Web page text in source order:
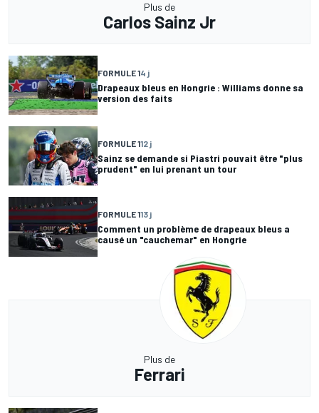
Plus de
Carlos Sainz Jr
FORMULE 14 j
Drapeaux bleus en Hongrie : Williams donne sa
version des faits
FORMULE 112 j
Sainz se demande si Piastri pouvait être "plus
prudent" en lui prenant un tour
FORMULE 113 j
Comment un problème de drapeaux bleus a
causé un "cauchemar" en Hongrie
Plus de
Ferrari